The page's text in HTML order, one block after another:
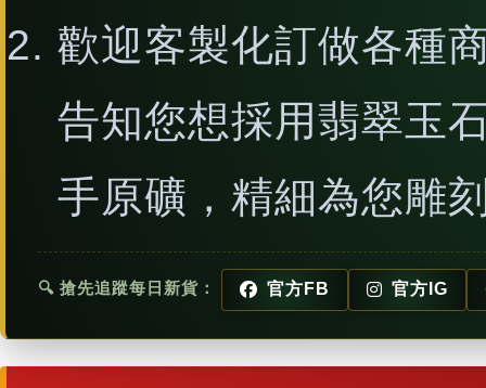
歡迎客製化訂做各種
告知您想採用翡翠玉
手原礦，精細為您雕
🔍 搶先追蹤每日新貨： 官方FB 官方IG